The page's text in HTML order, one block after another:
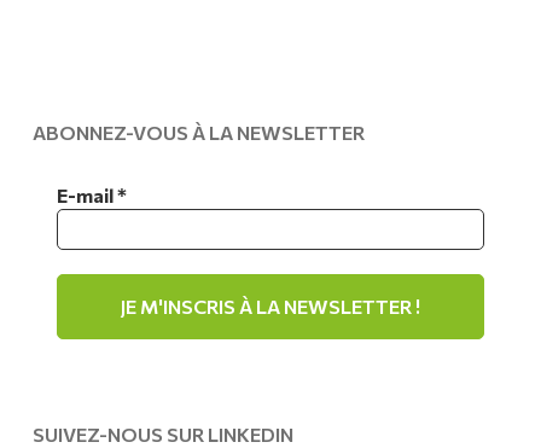
ABONNEZ-VOUS À LA NEWSLETTER
E-mail*
SUIVEZ-NOUS SUR LINKEDIN